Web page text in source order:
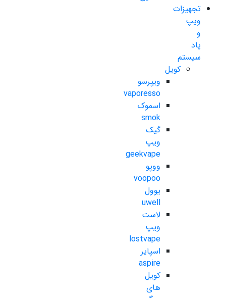
تجهیزات
ویپ
و
پاد
سیستم
کویل
ویپرسو
vaporesso
اسموک
smok
گیک
ویپ
geekvape
ووپو
voopoo
یوول
uwell
لاست
ویپ
lostvape
اسپایر
aspire
کویل
های